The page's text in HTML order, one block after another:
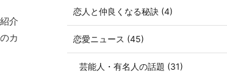
介
カ
恋人と仲良くなる秘訣 (4)
恋愛ニュース (45)
芸能人・有名人の話題 (31)